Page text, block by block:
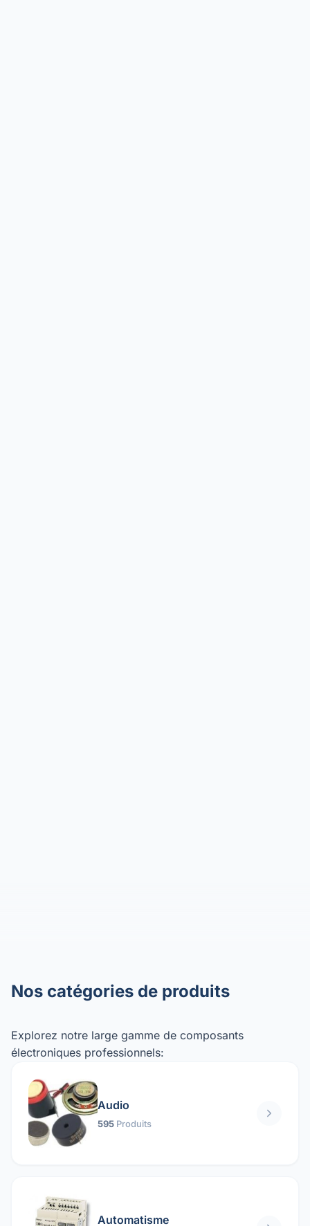
Nos catégories de produits
Explorez notre large gamme de composants
électroniques professionnels:
Audio
595 Produits
Automatisme